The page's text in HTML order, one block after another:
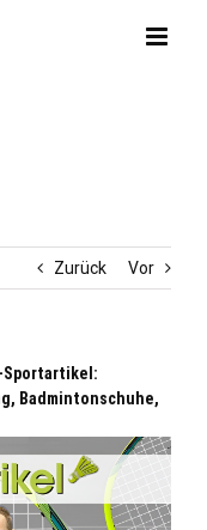
Zurück Vor
Sportartikel:
Badmintonschuhe,